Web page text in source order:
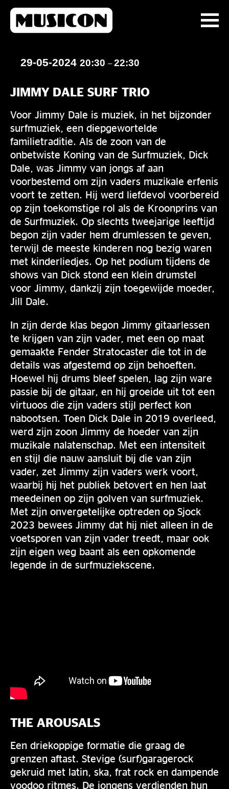
29-05-2024 20:30 –22:30
JIMMY DALE SURF TRIO
Voor Jimmy Dale is muziek, in het bijzonder
surfmuziek, een diepgewortelde
familietraditie. Als de zoon van de
onbetwiste Koning van de Surfmuziek, Dick
Dale, was Jimmy van jongs af aan
voorbestemd om zijn vaders muzikale erfenis
voort te zetten. Hij werd liefdevol voorbereid
op zijn toekomstige rol als de Kroonprins van
de Surfmuziek. Op slechts tweejarige leeftijd
begon zijn vader hem drumlessen te geven,
terwijl de meeste kinderen nog bezig waren
met kinderliedjes. Op het podium tijdens de
shows van Dick stond een klein drumstel
voor Jimmy, dankzij zijn toegewijde moeder,
Jill Dale.
In zijn derde klas begon Jimmy gitaarlessen
te krijgen van zijn vader, met een op maat
gemaakte Fender Stratocaster die tot in de
details was afgestemd op zijn behoeften.
Hoewel hij drums bleef spelen, lag zijn ware
passie bij de gitaar, en hij groeide uit tot een
virtuoos die zijn vaders stijl perfect kon
nabootsen. Toen Dick Dale in 2019 overleed,
werd zijn zoon Jimmy de hoeder van zijn
muzikale nalatenschap. Met een intensiteit
en stijl die nauw aansluit bij die van zijn
vader, zet Jimmy zijn vaders werk voort,
waarbij hij het publiek betovert en hen laat
meedeinen op zijn golven van surfmuziek.
Met zijn onvergetelijke optreden op Sjock
2023 bewees Jimmy dat hij niet alleen in de
voetsporen van zijn vader treedt, maar ook
zijn eigen weg baant als een opkomende
legende in de surfmuziekscene.
THE AROUSALS
Een driekoppige formatie die graag de
grenzen aftast. Stevige (surf)garagerock
gekruid met latin, ska, frat rock en dampende
voodoo ritmes. De jongens verdienden hun